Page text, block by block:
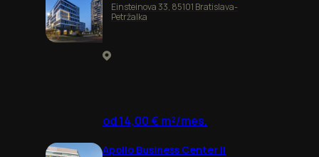
Einsteinova 33, 85101 Bratislava-
Petržalka
od 14,00 € m²/mes.
Apollo Business Center II